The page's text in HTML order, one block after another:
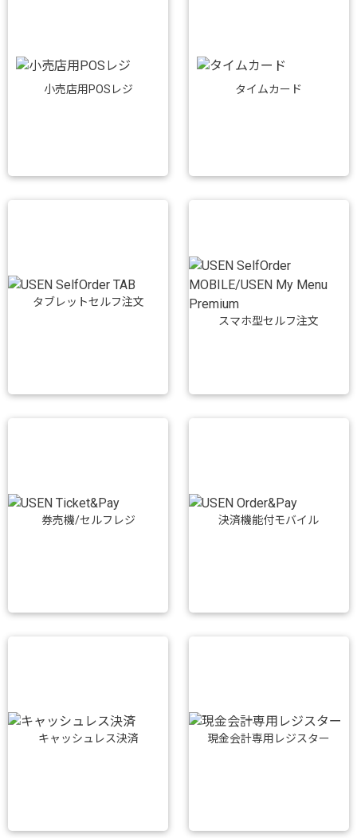
小売店用POSレジ タイムカード
タブレットセルフ注文
スマホ型セルフ注文
券売機/セルフレジ 決済機能付モバイル
キャッシュレス決済 現金会計専用レジスター